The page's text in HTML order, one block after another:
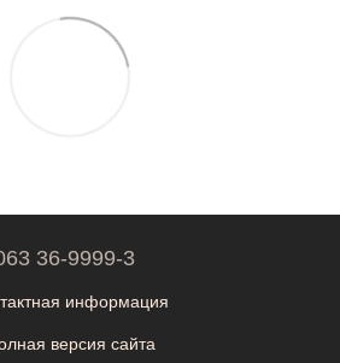
36-9999-3
информация
версия сайта